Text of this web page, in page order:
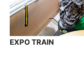
EXPO TRAIN